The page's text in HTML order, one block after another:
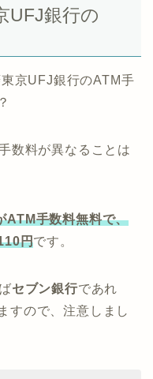
UFJ銀行の
京UFJ銀行のATM手
数料が異なることは
ATM手数料無料で、
円です。
セブン銀行であれ
すので、注意しまし